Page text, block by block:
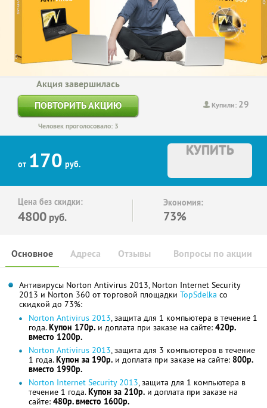
Купили: 29
Акция завершилась
ПОВТОРИТЬ АКЦИЮ
Человек проголосовало: 3
от 170 руб.
КУПИТЬ
Цена без скидки:
4800 руб.
Экономия:
73%
Основное Отзывы Вопросы по акции
Адреса
Антивирусы Norton Antivirus 2013, Norton Internet Security
2013 и Norton 360 от торговой площадки TopSdelka со
скидкой до 73%:
Norton Antivirus 2013, защита для 1 компьютера в течение 1
года.Купон 170р. и доплата при заказе на сайте: 420р.
вместо 1200р.
Norton Antivirus 2013, защита для 3 компьютеров в течение
1 года.Купон за 190р. и доплата при заказе на сайте: 800р.
вместо 1990р.
Norton Internet Security 2013, защита для 1 компьютера в
течение 1 года.Купон за 210р. и доплата при заказе на
сайте: 480р. вместо 1600р.